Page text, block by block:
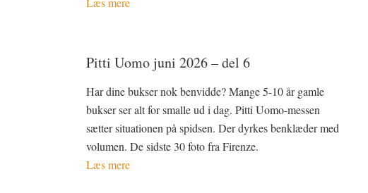
Pitti Uomo juni 2026 – del 6
Har dine bukser nok benvidde? Mange 5-10 år gamle
bukser ser alt for smalle ud i dag. Pitti Uomo-messen
sætter situationen på spidsen. Der dyrkes benklæder med
volumen. De sidste 30 foto fra Firenze.
Læs mere